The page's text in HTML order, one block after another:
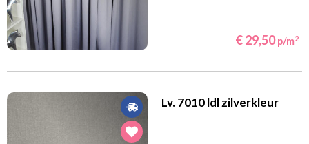
€ 29,50 p/m2
Lv. 7010 ldl zilverkleur